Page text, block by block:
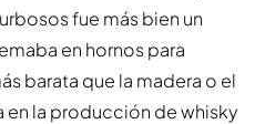
fue más bien un
en hornos para
barata que la madera o el
en la producción de whisky